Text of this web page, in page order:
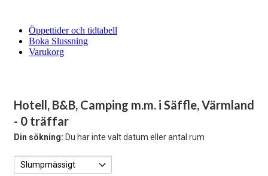
Öppettider och tidtabell
Boka Slussning
Varukorg
Hotell, B&B, Camping m.m. i Säffle, Värmland
- 0 träffar
Din sökning: Du har inte valt datum eller antal rum